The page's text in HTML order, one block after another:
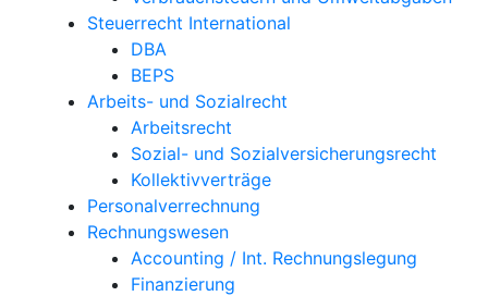
Steuerrecht International
DBA
BEPS
Arbeits- und Sozialrecht
Arbeitsrecht
Sozial- und Sozialversicherungsrecht
Kollektivverträge
Personalverrechnung
Rechnungswesen
Accounting / Int. Rechnungslegung
Finanzierung